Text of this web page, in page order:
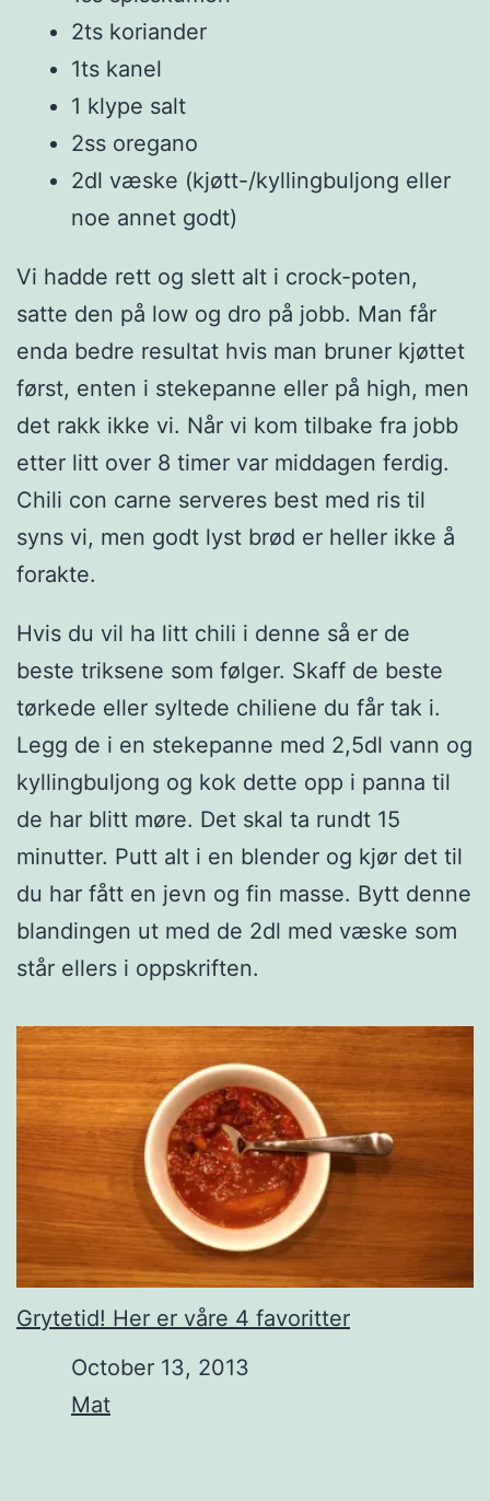
2ts koriander
1ts kanel
1 klype salt
2ss oregano
2dl væske (kjøtt-/kyllingbuljong eller
noe annet godt)
Vi hadde rett og slett alt i crock-poten,
satte den på low og dro på jobb. Man får
enda bedre resultat hvis man bruner kjøttet
først, enten i stekepanne eller på high, men
det rakk ikke vi. Når vi kom tilbake fra jobb
etter litt over 8 timer var middagen ferdig.
Chili con carne serveres best med ris til
syns vi, men godt lyst brød er heller ikke å
forakte.
Hvis du vil ha litt chili i denne så er de
beste triksene som følger. Skaff de beste
tørkede eller syltede chiliene du får tak i.
Legg de i en stekepanne med 2,5dl vann og
kyllingbuljong og kok dette opp i panna til
de har blitt møre. Det skal ta rundt 15
minutter. Putt alt i en blender og kjør det til
du har fått en jevn og fin masse. Bytt denne
blandingen ut med de 2dl med væske som
står ellers i oppskriften.
Grytetid! Her er våre 4 favoritter
October 13, 2013
In relation to
Mat